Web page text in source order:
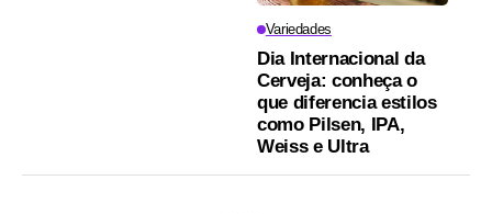
Variedades
Dia Internacional da
Cerveja: conheça o
que diferencia estilos
como Pilsen, IPA,
Weiss e Ultra